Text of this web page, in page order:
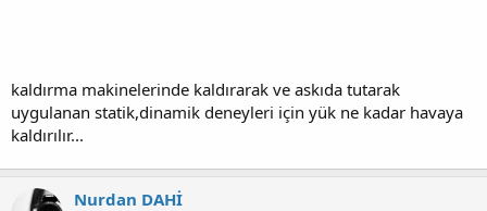
kaldırma makinelerinde kaldırarak ve askıda tutarak
uygulanan statik,dinamik deneyleri için yük ne kadar havaya
kaldırılır...
Nurdan DAHİ